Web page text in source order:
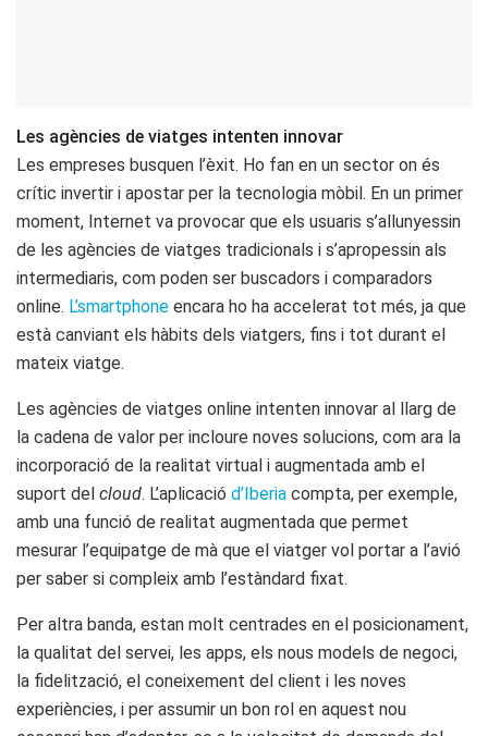
Les agències de viatges intenten innovar
Les empreses busquen l’èxit. Ho fan en un sector on és
crític invertir i apostar per la tecnologia mòbil. En un primer
moment, Internet va provocar que els usuaris s’allunyessin
de les agències de viatges tradicionals i s’apropessin als
intermediaris, com poden ser buscadors i comparadors
online. L’smartphone encara ho ha accelerat tot més, ja que
està canviant els hàbits dels viatgers, fins i tot durant el
mateix viatge.
Les agències de viatges online intenten innovar al llarg de
la cadena de valor per incloure noves solucions, com ara la
incorporació de la realitat virtual i augmentada amb el
suport del cloud. L’aplicació d’Iberia compta, per exemple,
amb una funció de realitat augmentada que permet
mesurar l’equipatge de mà que el viatger vol portar a l’avió
per saber si compleix amb l’estàndard fixat.
Per altra banda, estan molt centrades en el posicionament,
la qualitat del servei, les apps, els nous models de negoci,
la fidelització, el coneixement del client i les noves
experiències, i per assumir un bon rol en aquest nou